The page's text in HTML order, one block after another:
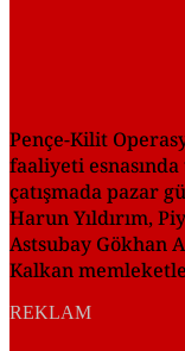
Pençe-Kilit
faaliyeti
çatışmada pazar
Harun Yıldırım,
Astsubay Gökhan
Kalkan
REKLAM